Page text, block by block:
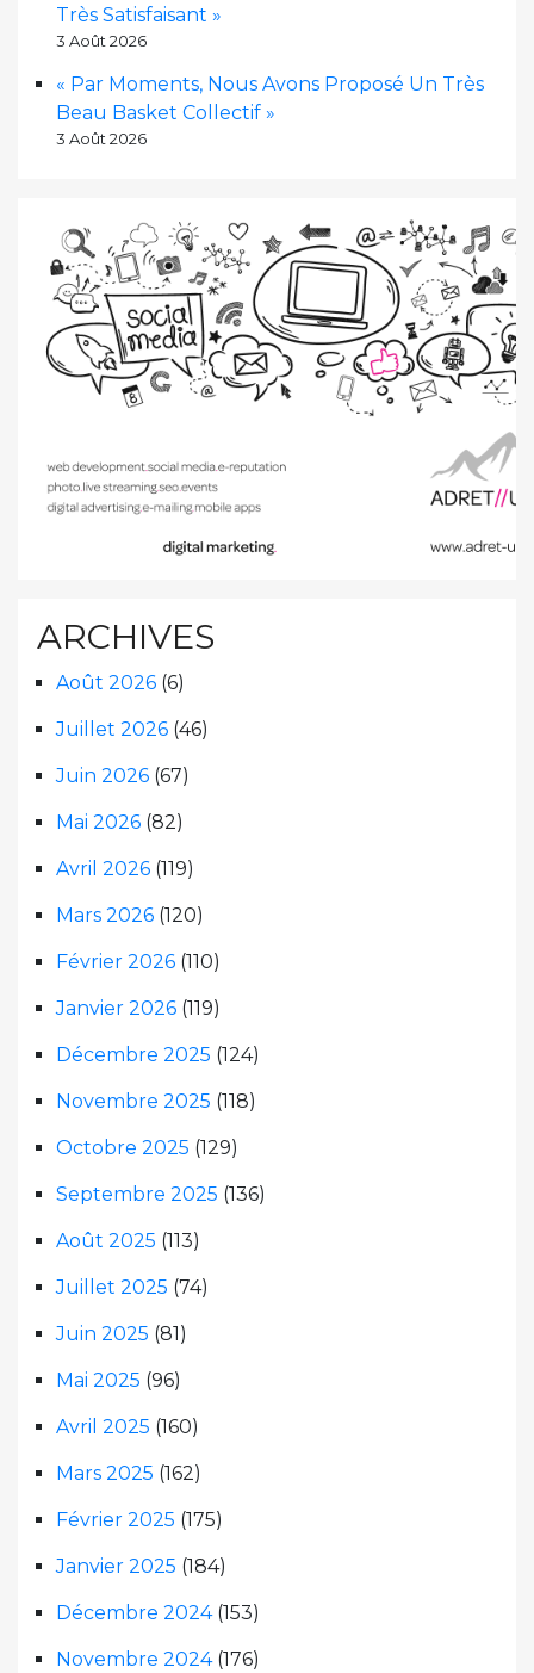
Très Satisfaisant »
3 Août 2026
« Par Moments, Nous Avons Proposé Un Très
Beau Basket Collectif »
3 Août 2026
ARCHIVES
Août 2026 (6)
Juillet 2026 (46)
Juin 2026 (67)
Mai 2026 (82)
Avril 2026 (119)
Mars 2026 (120)
Février 2026 (110)
Janvier 2026 (119)
Décembre 2025 (124)
Novembre 2025 (118)
Octobre 2025 (129)
Septembre 2025 (136)
Août 2025 (113)
Juillet 2025 (74)
Juin 2025 (81)
Mai 2025 (96)
Avril 2025 (160)
Mars 2025 (162)
Février 2025 (175)
Janvier 2025 (184)
Décembre 2024(153)
Novembre 2024(176)